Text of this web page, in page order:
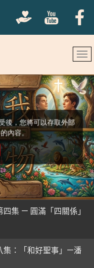
四集 — 圓滿「四關係」
集：「和好聖事」—潘